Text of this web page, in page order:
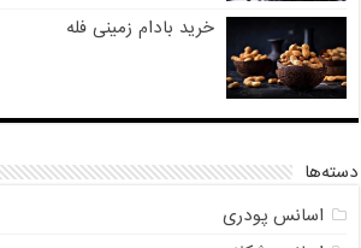
خرید بادام زمینی فله
دسته‌ها
اسانس پودری